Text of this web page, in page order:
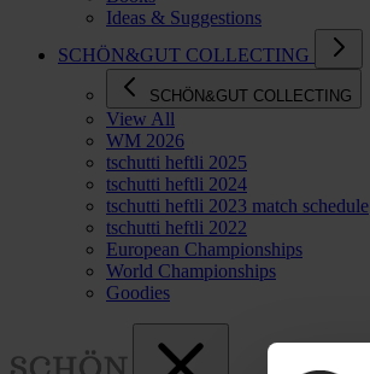
Ideas & Suggestions
SCHÖN&GUT COLLECTING
SCHÖN&GUT COLLECTING
View All
WM 2026
tschutti heftli 2025
tschutti heftli 2024
tschutti heftli 2023 match schedule
tschutti heftli 2022
European Championships
World Championships
Goodies